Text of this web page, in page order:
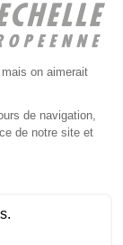
de vente